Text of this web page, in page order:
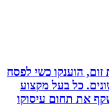
כשי לפסח
כל בעל מקצוע
תחום עיסוקו